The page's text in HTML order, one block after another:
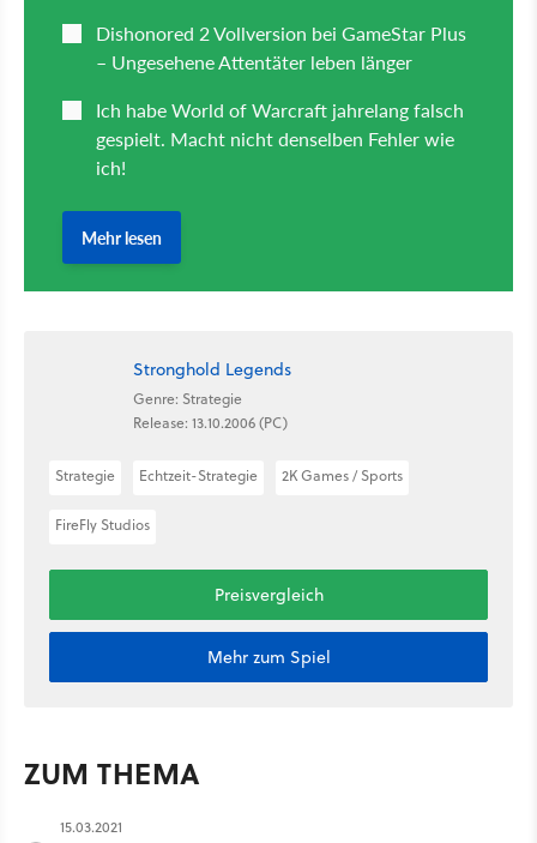
Stronghold Legends
Genre: Strategie
Release: 13.10.2006 (PC)
Strategie Echtzeit-Strategie 2K Games / Sports
FireFly Studios
Preisvergleich
Mehr zum Spiel
ZUM THEMA
15.03.2021